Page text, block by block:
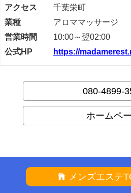
アクセス
千葉栄町
業種
アロママッサージ
営業時間
10:00～翌02:00
公式HP
https://
080-4899-
ホームペ
メンズエステ